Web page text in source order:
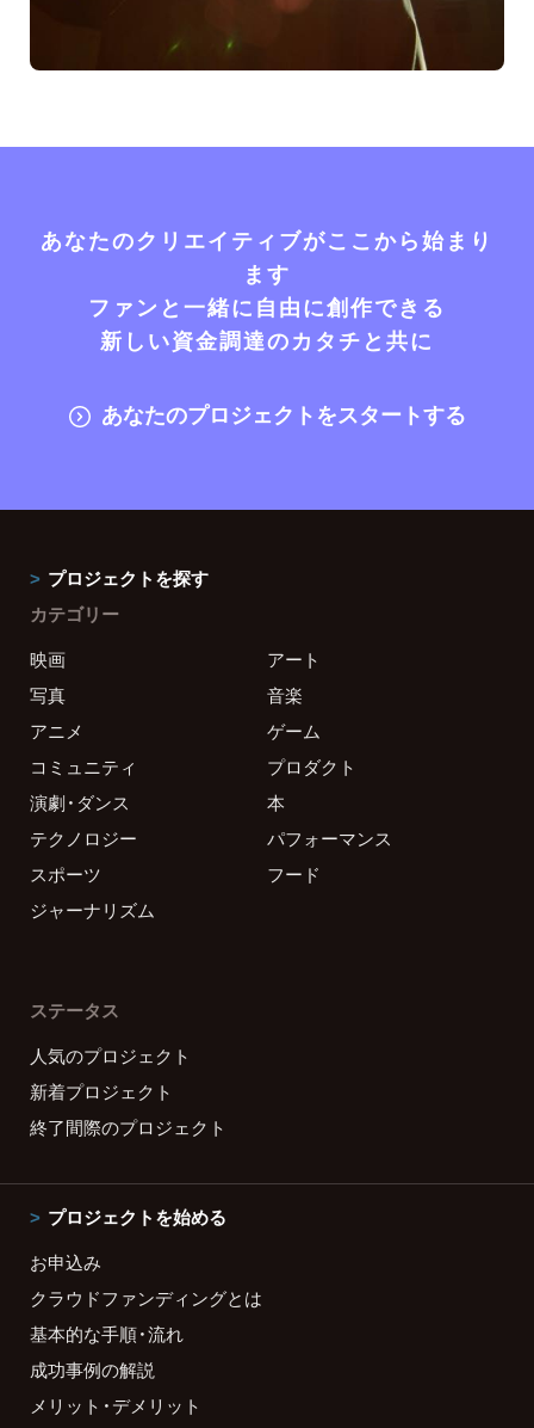
あなたのクリエイティブがここから始まり
ます
ファンと一緒に自由に創作できる
新しい資金調達のカタチと共に
あなたのプロジェクトをスタートする
プロジェクトを探す
カテゴリー
映画
アート
写真
音楽
アニメ
ゲーム
コミュニティ
プロダクト
演劇・ダンス
本
テクノロジー
パフォーマンス
スポーツ
フード
ジャーナリズム
ステータス
人気のプロジェクト
新着プロジェクト
終了間際のプロジェクト
プロジェクトを始める
お申込み
クラウドファンディングとは
基本的な手順・流れ
成功事例の解説
メリット・デメリット